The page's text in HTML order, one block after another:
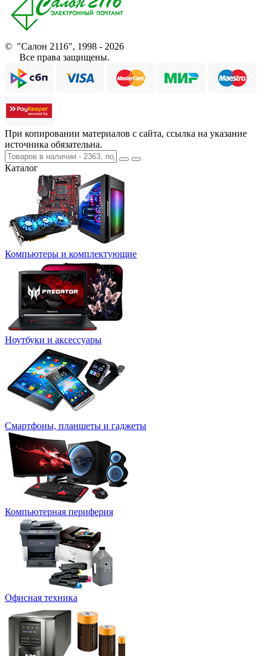
© "Салон 2116", 1998 - 2026
Все права защищены.
При копировании материалов с сайта, ссылка на указание
источника обязательна.
Каталог
Компьютеры и комплектующие
Ноутбуки и аксессуары
Смартфоны, планшеты и гаджеты
Компьютерная периферия
Офисная техника